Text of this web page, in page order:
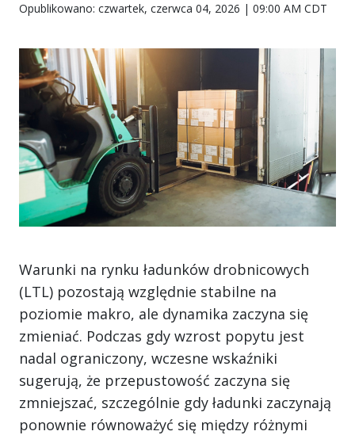
Opublikowano: czwartek, czerwca 04, 2026 | 09:00 AM CDT
Warunki na rynku ładunków drobnicowych
(LTL) pozostają względnie stabilne na
poziomie makro, ale dynamika zaczyna się
zmieniać. Podczas gdy wzrost popytu jest
nadal ograniczony, wczesne wskaźniki
sugerują, że przepustowość zaczyna się
zmniejszać, szczególnie gdy ładunki zaczynają
ponownie równoważyć się między różnymi